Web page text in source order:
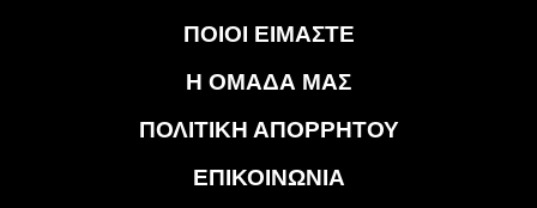
ΠΟΙΟΙ ΕΙΜΑΣΤΕ
Η ΟΜΑΔΑ ΜΑΣ
ΠΟΛΙΤΙΚΗ ΑΠΟΡΡΗΤΟΥ
ΕΠΙΚΟΙΝΩΝΙΑ